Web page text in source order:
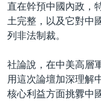
直在幹預中國內政，
土完整，以及它對中
列非法制裁。
社論說，在中美高層
用這次論壇加深理解
核心利益方面挑釁中